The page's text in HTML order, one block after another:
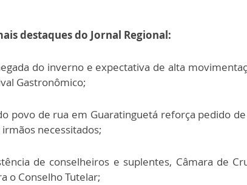
destaques do Jornal Regional:
do inverno e expectativa de alta
Gastronômico;
povo de rua em Guaratinguetá reforça pedido
necessitados;
de conselheiros e suplentes, Câmara de
o Conselho Tutelar;